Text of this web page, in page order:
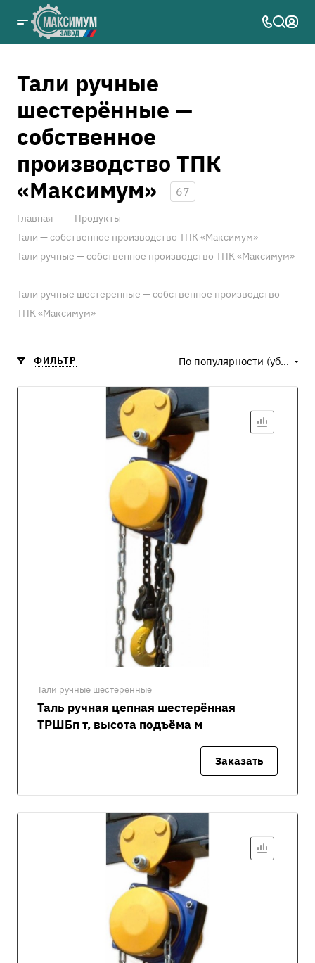
Тали ручные
шестерённые —
собственное
производство ТПК
«Максимум»
67
Главная — Продукты —
Тали — собственное производство ТПК «Максимум» —
Тали ручные — собственное производство ТПК «Максимум»
—
Тали ручные шестерённые — собственное производство
ТПК «Максимум»
ФИЛЬТР По популярности (убывание)
Тали ручные шестеренные
Таль ручная цепная шестерённая
ТРШБп т, высота подъёма м
Заказать